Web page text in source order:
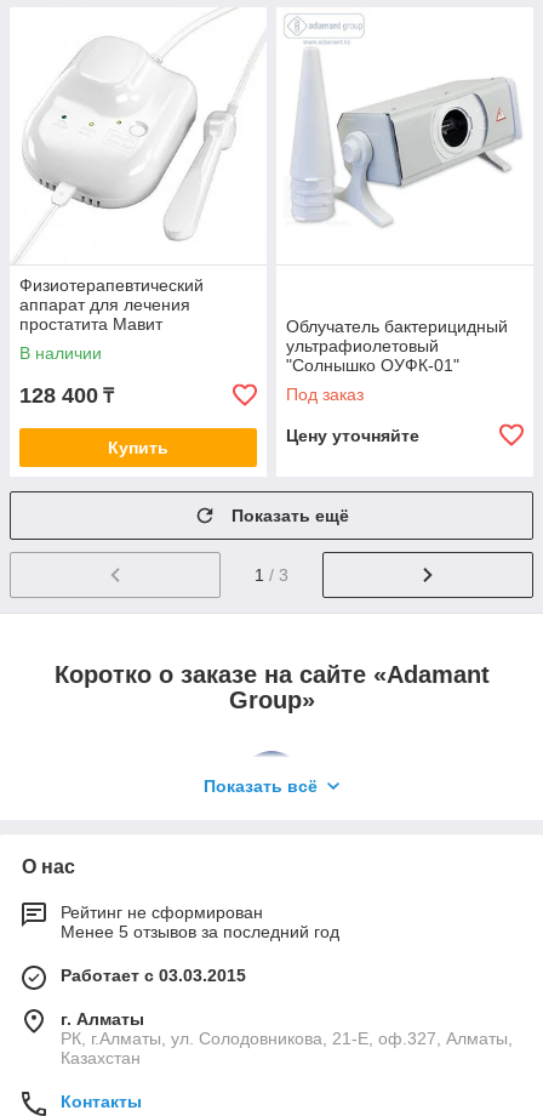
Физиотерапевтический
аппарат для лечения
простатита Мавит
В наличии
128 400 ₸
Купить
Облучатель бактерицидный
ультрафиолетовый
"Солнышко ОУФК-01"
Под заказ
Цену уточняйте
Показать ещё
1 / 3
Коротко о заказе на сайте «Adamant
Group»
Уточнение деталей заказа,
Показать всё
О нас
Рейтинг не сформирован
Менее 5 отзывов за последний год
Работает с 03.03.2015
г. Алматы
РК, г.Алматы, ул. Солодовникова, 21-Е, оф.327, Алматы,
Казахстан
Контакты